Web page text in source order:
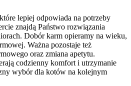
lepiej odpowiada na potrzeby
znajdą Państwo rozwiązania
Dobór karm opieramy na wieku,
Ważna pozostaje też
oraz zmiana apetytu.
codzienny komfort i utrzymanie
wybór dla kotów na kolejnym